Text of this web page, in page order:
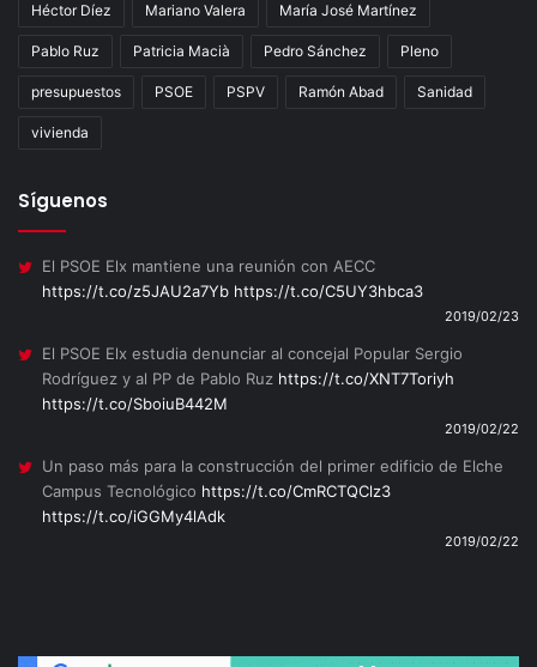
Héctor Díez Mariano Valera María José Martínez
Pablo Ruz Patricia Macià Pedro Sánchez Pleno
presupuestos PSOE PSPV Ramón Abad Sanidad
vivienda
Síguenos
El PSOE Elx mantiene una reunión con AECC
https://t.co/z5JAU2a7Yb https://t.co/C5UY3hbca3
2019/02/23
El PSOE Elx estudia denunciar al concejal Popular Sergio
Rodríguez y al PP de Pablo Ruz https://t.co/XNT7Toriyh
https://t.co/SboiuB442M
2019/02/22
Un paso más para la construcción del primer edificio de Elche
Campus Tecnológico https://t.co/CmRCTQClz3
https://t.co/iGGMy4lAdk
2019/02/22